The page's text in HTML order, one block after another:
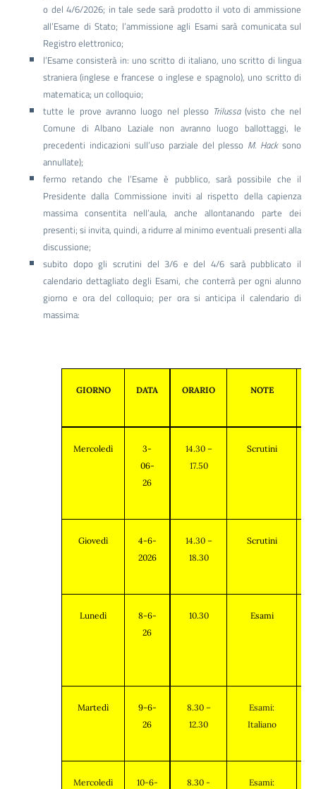
o del 4/6/2026; in tale sede sarà prodotto il voto di ammissione
all’Esame di Stato; l’ammissione agli Esami sarà comunicata sul
Registro elettronico;
l’Esame consisterà in: uno scritto di italiano, uno scritto di lingua
straniera (inglese e francese o inglese e spagnolo), uno scritto di
matematica; un colloquio;
tutte le prove avranno luogo nel plesso Trilussa(visto che nel
Comune di Albano Laziale non avranno luogo ballottaggi, le
precedenti indicazioni sull’uso parziale del plesso M. Hack sono
annullate);
fermo retando che l’Esame è pubblico, sarà possibile che il
Presidente dalla Commissione inviti al rispetto della capienza
massima consentita nell’aula, anche allontanando parte dei
presenti; si invita, quindi, a ridurre al minimo eventuali presenti alla
discussione;
subito dopo gli scrutini del 3/6 e del 4/6 sarà pubblicato il
calendario dettagliato degli Esami, che conterrà per ogni alunno
giorno e ora del colloquio; per ora si anticipa il calendario di
massima:
GIORNO DATA ORARIO NOTE
Mercoledì
3-
06-
26
14.30 –
17.50
Scrutini
Giovedì
4-6-
2026
14.30 –
18.30
Scrutini
Lunedì
8-6-
26
10.30 Esami
Martedì
9-6-
26
8.30 –
12.30
Esami:
Italiano
Mercoledì
10-6-
8.30 -
Esami: